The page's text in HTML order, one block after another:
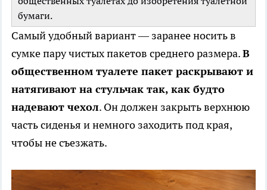
бумаги.
Самый удобный вариант — заранее носить в
сумке пару чистых пакетов среднего размера.В
общественном туалете пакет раскрывают и
натягивают на стульчак так, как будто
надевают чехол. Он должен закрыть верхнюю
часть сиденья и немного заходить под края,
чтобы не съезжать.